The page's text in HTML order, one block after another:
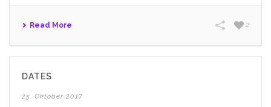
Read More 2
DATES
25. Oktober 2017